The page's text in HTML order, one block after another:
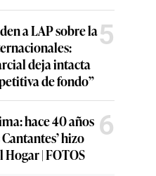
a LAP sobre la
deja intacta
de fondo”
5
hace 40 años
hizo
| FOTOS
6